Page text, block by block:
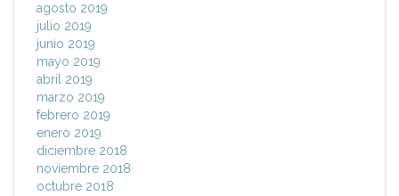
agosto 2019
julio 2019
junio 2019
mayo 2019
abril 2019
marzo 2019
febrero 2019
enero 2019
diciembre 2018
noviembre 2018
octubre 2018